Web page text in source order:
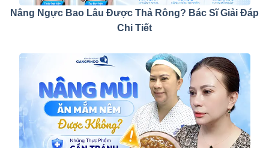
Nâng Ngực Bao Lâu Được Thả Rông? Bác Sĩ Giải Đáp
Chi Tiết